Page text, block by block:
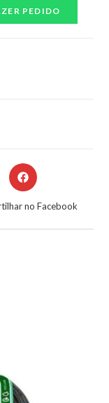
PEDIDO
no Facebook